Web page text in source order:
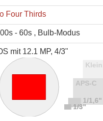
Four Thirds
- 60s , Bulb-Modus
mit 12.1 MP, 4/3"